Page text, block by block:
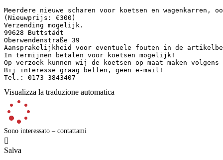
Meerdere nieuwe scharen voor koetsen en
(Nieuwprijs: €300)
Verzending mogelijk.
99628 Buttstädt
Oberwendenstraße 39
Aansprakelijkheid voor eventuele fouten in de
In termijnen betalen voor koetsen mogelijk!
Op verzoek kunnen wij de koetsen op maat maken
Bij interesse graag bellen, geen e-mail!
Tel.: 0173-3843407
Visualizza la traduzione automatica
Sono interessato – contattami

Salva